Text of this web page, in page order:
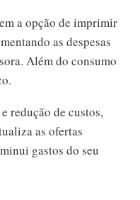
a opção de imprimir
as despesas
Além do consumo
redução de custos,
as ofertas
gastos do seu